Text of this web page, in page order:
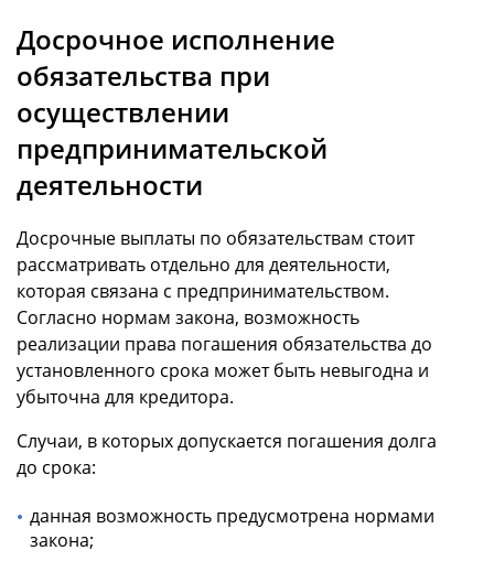
Досрочное исполнение
обязательства при
осуществлении
предпринимательской
деятельности
Досрочные выплаты по обязательствам стоит
рассматривать отдельно для деятельности,
которая связана с предпринимательством.
Согласно нормам закона, возможность
реализации права погашения обязательства до
установленного срока может быть невыгодна и
убыточна для кредитора.
Случаи, в которых допускается погашения долга
до срока:
данная возможность предусмотрена нормами
закона;